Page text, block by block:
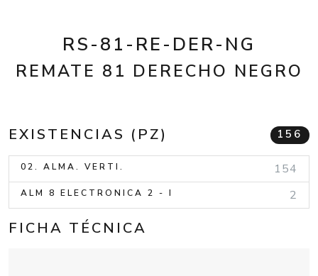
RS-81-RE-DER-NG
REMATE 81 DERECHO NEGRO
EXISTENCIAS (PZ) 156
02. ALMA. VERTI. 154
ALM 8 ELECTRONICA 2 - I 2
FICHA TÉCNICA